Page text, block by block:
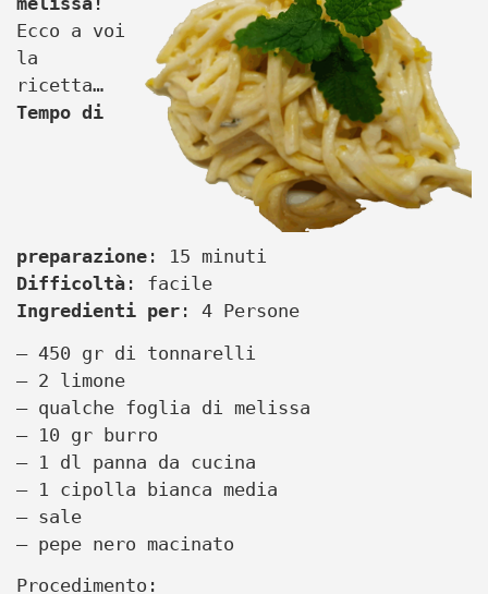
Ecco a voi
la
ricetta…
Tempo di
preparazione : 15 minuti
Difficoltà : facile
Ingredienti per : 4 Persone
– 450 gr di tonnarelli
– 2 limone
– qualche foglia di melissa
– 10 gr burro
– 1 dl panna da cucina
– 1 cipolla bianca media
– sale
– pepe nero macinato
Procedimento: